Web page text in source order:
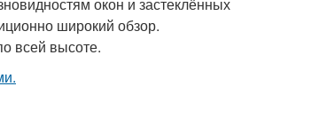
широкий обзор.
всей высоте.